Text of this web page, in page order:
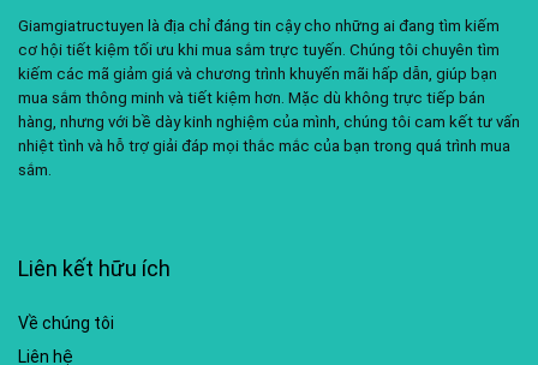
Giamgiatructuyen là địa chỉ đáng tin cậy cho những ai đang tìm kiếm
cơ hội tiết kiệm tối ưu khi mua sắm trực tuyến. Chúng tôi chuyên tìm
kiếm các mã giảm giá và chương trình khuyến mãi hấp dẫn, giúp bạn
mua sắm thông minh và tiết kiệm hơn. Mặc dù không trực tiếp bán
hàng, nhưng với bề dày kinh nghiệm của mình, chúng tôi cam kết tư vấn
nhiệt tình và hỗ trợ giải đáp mọi thắc mắc của bạn trong quá trình mua
sắm.
Liên kết hữu ích
Về chúng tôi
Liên hệ